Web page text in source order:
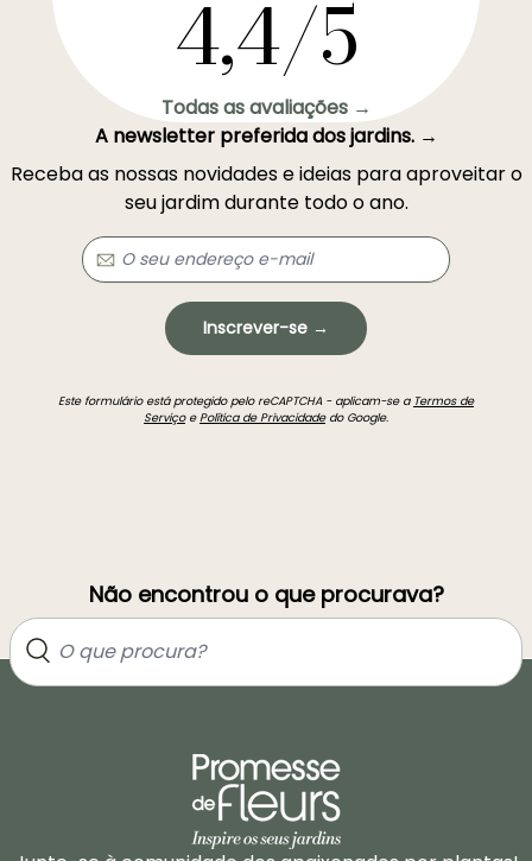
4,4/5
Todas as avaliações →
A newsletter preferida dos jardins. →
Receba as nossas novidades e ideias para aproveitar o
seu jardim durante todo o ano.
Inscrever-se →
Este formulário está protegido pelo reCAPTCHA - aplicam-se a Termos de
ServiçoePolítica de Privacidadedo Google.
Não encontrou o que procurava?